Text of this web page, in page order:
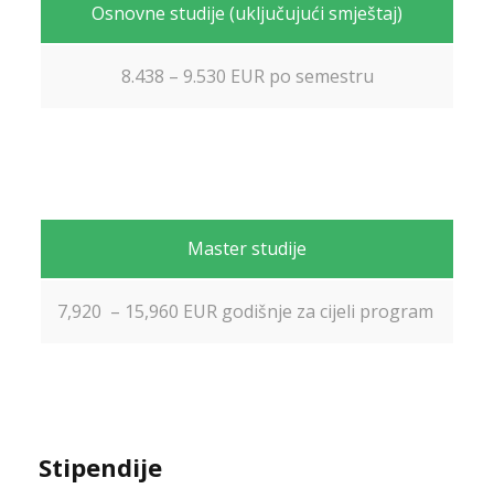
Osnovne studije (uključujući smještaj)
8.438 – 9.530 EUR po semestru
Master studije
7,920 – 15,960 EUR godišnje za cijeli program
Stipendije